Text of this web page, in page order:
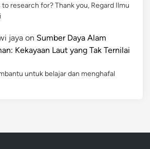
research for? Thank you, Regard Ilmu
jaya on Sumber Daya Alam
Kekayaan Laut yang Tak Ternilai
untuk belajar dan menghafal